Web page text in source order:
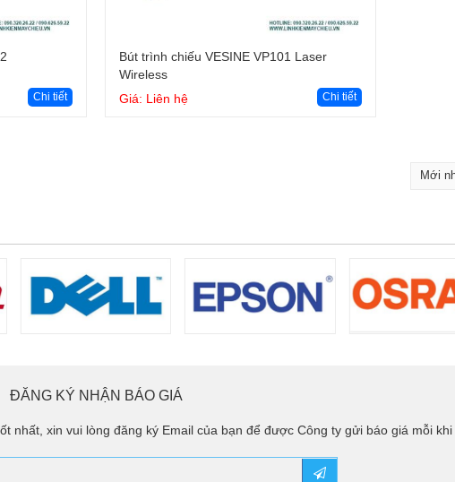
Chi tiết
Giỏ hàng
Bút trình chiếu VESINE VP101 Laser
Wireless
Giá: Liên hệ
Chi tiết
ĐĂNG KÝ NHẬN BÁO GIÁ
nhất, xin vui lòng đăng ký Email của bạn để được Công ty gửi báo giá mỗi